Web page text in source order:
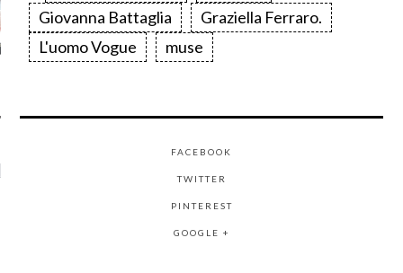
LIKE US ON FB
Giovanna Battaglia
Graziella Ferraro.
L'uomo Vogue
muse
FACEBOOK
TWITTER
PINTEREST
GOOGLE +